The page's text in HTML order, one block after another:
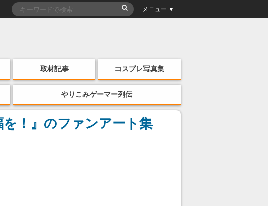
メニュー ▼
取材記事 コスプレ写真集
やりこみゲーマー列伝
！』のファンアート集